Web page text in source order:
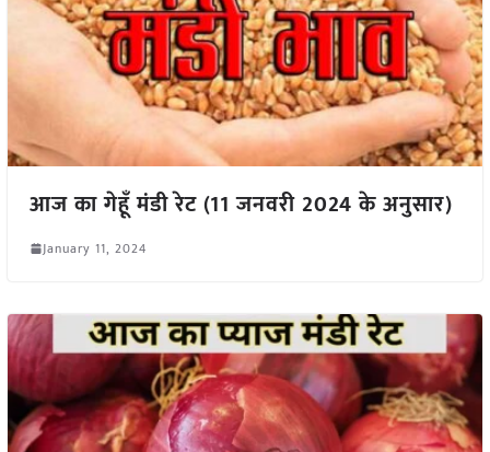
आज का गेहूँ मंडी रेट (11 जनवरी 2024 के अनुसार)
January 11, 2024